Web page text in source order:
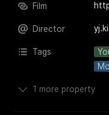
Film
Director
Tags
1 more property